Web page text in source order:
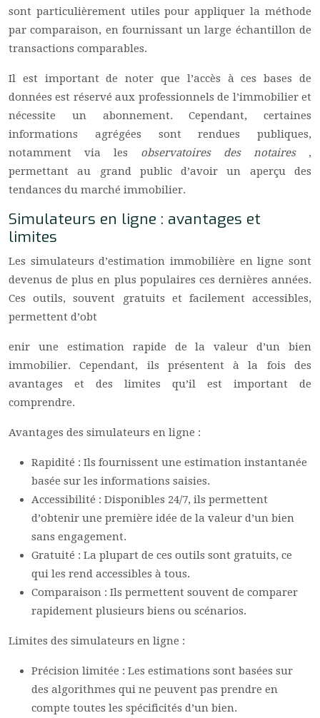
sont particulièrement utiles pour appliquer la méthode
par comparaison, en fournissant un large échantillon de
transactions comparables.
Il est important de noter que l’accès à ces bases de
données est réservé aux professionnels de l’immobilier et
nécessite un abonnement. Cependant, certaines
informations agrégées sont rendues publiques,
notamment via les observatoires des notaires ,
permettant au grand public d’avoir un aperçu des
tendances du marché immobilier.
Simulateurs en ligne : avantages et
limites
Les simulateurs d’estimation immobilière en ligne sont
devenus de plus en plus populaires ces dernières années.
Ces outils, souvent gratuits et facilement accessibles,
permettent d’obt
enir une estimation rapide de la valeur d’un bien
immobilier. Cependant, ils présentent à la fois des
avantages et des limites qu’il est important de
comprendre.
Avantages des simulateurs en ligne :
Rapidité : Ils fournissent une estimation instantanée
basée sur les informations saisies.
Accessibilité : Disponibles 24/7, ils permettent
d’obtenir une première idée de la valeur d’un bien
sans engagement.
Gratuité : La plupart de ces outils sont gratuits, ce
qui les rend accessibles à tous.
Comparaison : Ils permettent souvent de comparer
rapidement plusieurs biens ou scénarios.
Limites des simulateurs en ligne :
Précision limitée : Les estimations sont basées sur
des algorithmes qui ne peuvent pas prendre en
compte toutes les spécificités d’un bien.